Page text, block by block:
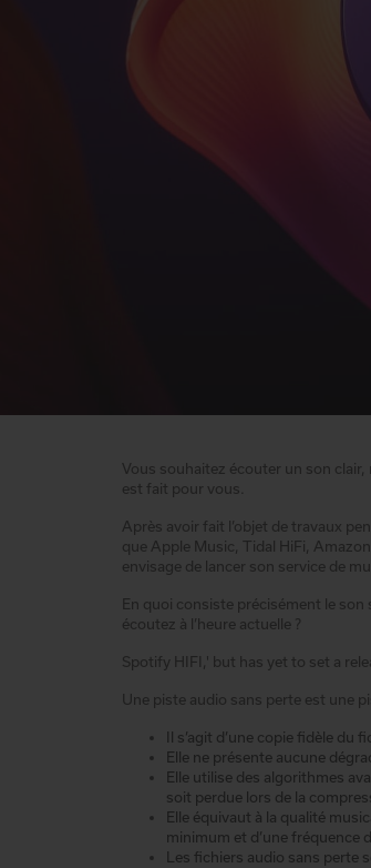
Vous souhaitez écouter un son
est fait pour vous.
Après avoir fait l’objet de travaux
que Apple Music, Tidal HiFi,
envisage de lancer son service de
En quoi consiste précisément le son
écoutez à l’heure actuelle ?
Spotify HIFI,' but has yet to set a
Une piste audio sans perte est une
Il s’agit d’une copie fidèle du
Elle ne présente aucune
Elle utilise des algorithmes
soit perdue lors de la
Elle équivaut à la qualité
minimum et d’une fréquence
Les fichiers audio sans perte